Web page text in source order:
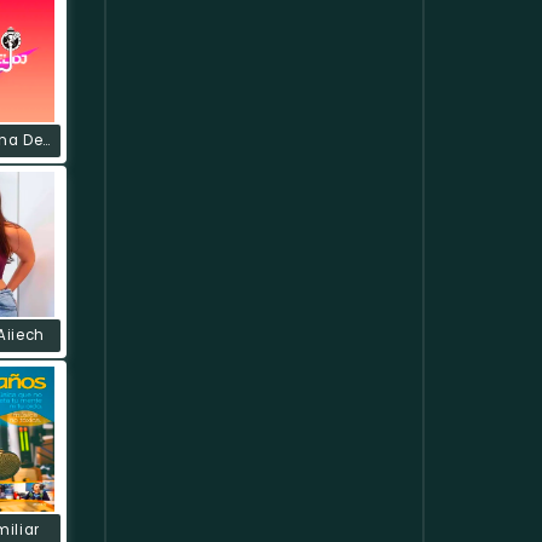
Radio La Zona Del Dj